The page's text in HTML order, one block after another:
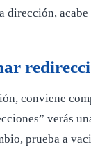
dirección,
conviene
verás
prueba a